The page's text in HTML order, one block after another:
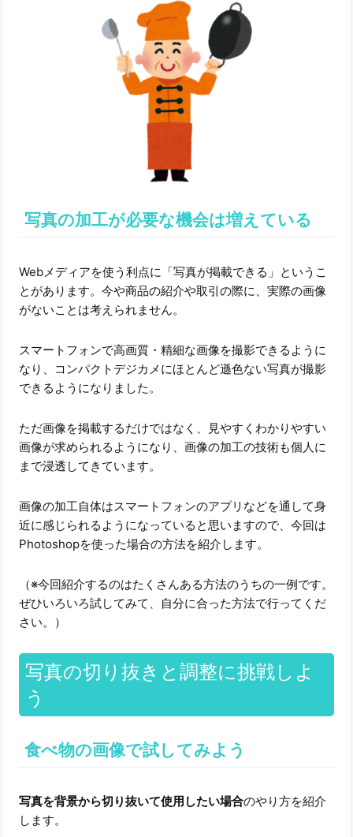
写真の加工が必要な機会は増えている
Webメディアを使う利点に「写真が掲載できる」というこ
とがあります。今や商品の紹介や取引の際に、実際の画像
がないことは考えられません。
スマートフォンで高画質・精細な画像を撮影できるように
なり、コンパクトデジカメにほとんど遜色ない写真が撮影
できるようになりました。
ただ画像を掲載するだけではなく、見やすくわかりやすい
画像が求められるようになり、画像の加工の技術も個人に
まで浸透してきています。
画像の加工自体はスマートフォンのアプリなどを通して身
近に感じられるようになっていると思いますので、今回は
Photoshopを使った場合の方法を紹介します。
（※今回紹介するのはたくさんある方法のうちの一例です。
ぜひいろいろ試してみて、自分に合った方法で行ってくだ
さい。）
写真の切り抜きと調整に挑戦しよ
う
食べ物の画像で試してみよう
写真を背景から切り抜いて使用したい場合のやり方を紹介
します。